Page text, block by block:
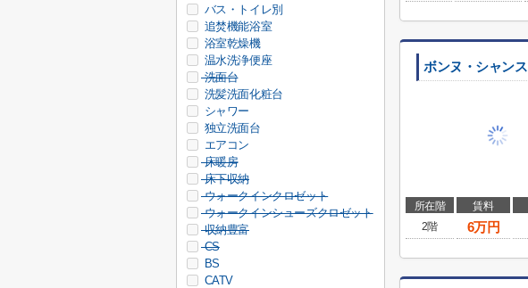
ボンヌ・シャンス
所在階 賃料
2階
6万円
バス・トイレ別
追焚機能浴室
浴室乾燥機
温水洗浄便座
洗面台
洗髪洗面化粧台
シャワー
独立洗面台
エアコン
床暖房
床下収納
ウォークインクロゼット
ウォークインシューズクロゼット
収納豊富
CS
BS
CATV